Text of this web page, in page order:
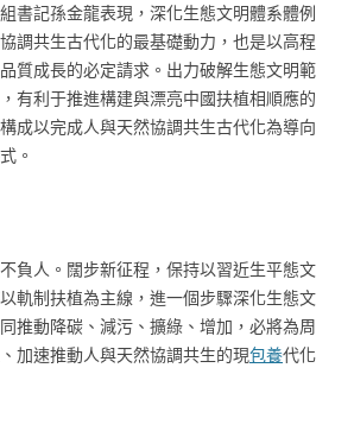
書記孫金龍表現，深化生態文明體系體例
調共生古代化的最基礎動力，也是以高程
質成長的必定請求。出力破解生態文明範
有利于推進構建與漂亮中國扶植相順應的
成以完成人與天然協調共生古代化為導向
。
負人。闊步新征程，保持以習近生平態文
軌制扶植為主線，進一個步驟深化生態文
推動降碳、減污、擴綠、增加，必將為周
加速推動人與天然協調共生的現包養代化